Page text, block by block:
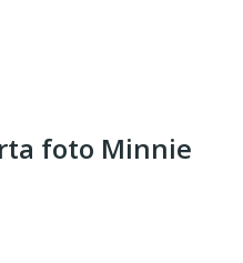
foto Minnie